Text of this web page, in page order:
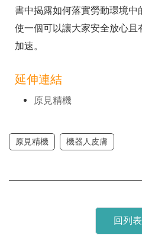
書中揭露如何落實勞動環境
使一個可以讓大家安全放心
加速。
延伸連結
原見精機
原見精機 機器人皮膚
回列